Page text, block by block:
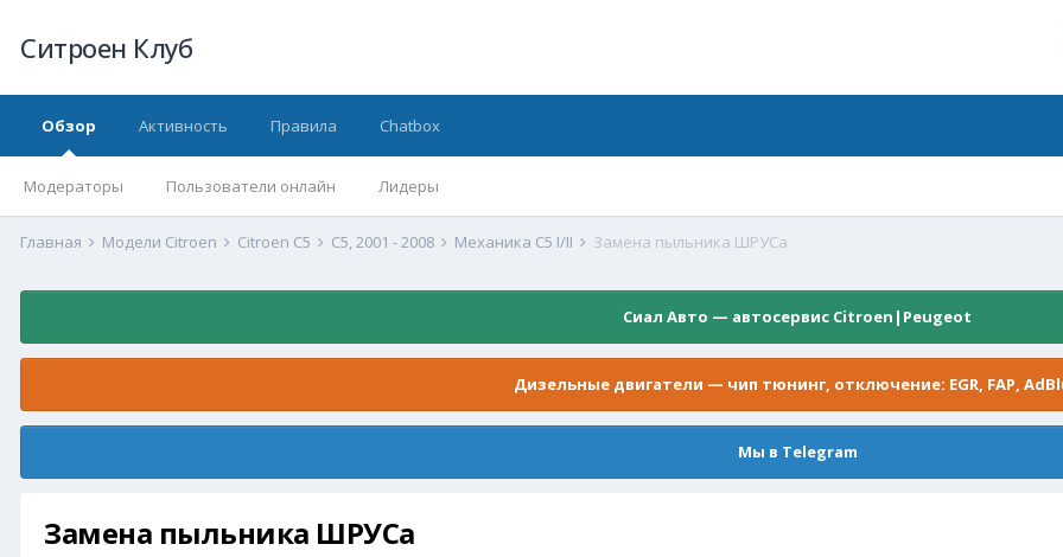
Ситроен Клуб
Обзор
Модераторы Пользователи онлайн Лидеры
Активность Правила Chatbox
Главная Модели Citroen Citroen C5 С5, 2001 - 2008 Механика C5 I/II Замена пыльника ШРУСа
Сиал Авто — автосервис Citroen|Peugeot
Дизельные двигатели — чип тюнинг, отключение: EGR, FAP,
Мы в Telegram
Замена пыльника ШРУСа